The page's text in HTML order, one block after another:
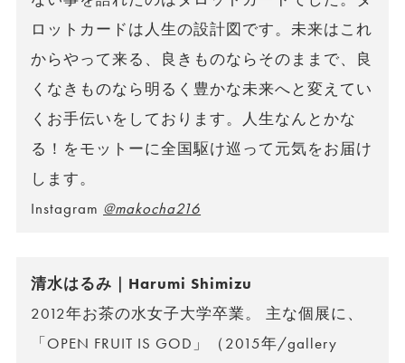
ロットカードは人生の設計図です。未来はこれ
からやって来る、良きものならそのままで、良
くなきものなら明るく豊かな未来へと変えてい
くお手伝いをしております。人生なんとかな
る！をモットーに全国駆け巡って元気をお届け
します。
Instagram @makocha216
清水はるみ｜Harumi Shimizu
2012年お茶の水女子大学卒業。 主な個展に、
「OPEN FRUIT IS GOD」（2015年/gallery